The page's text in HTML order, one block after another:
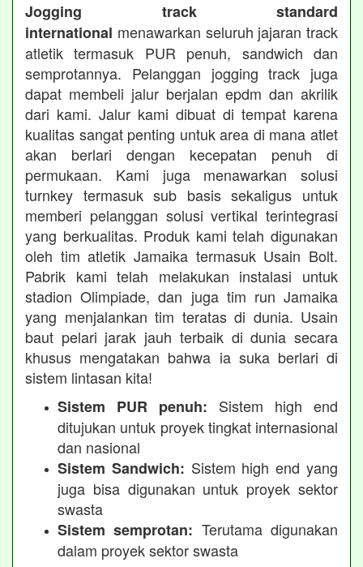
Jogging track standard
international menawarkan seluruh jajaran track
atletik termasuk PUR penuh, sandwich dan
semprotannya. Pelanggan jogging track juga
dapat membeli jalur berjalan epdm dan akrilik
dari kami. Jalur kami dibuat di tempat karena
kualitas sangat penting untuk area di mana atlet
akan berlari dengan kecepatan penuh di
permukaan. Kami juga menawarkan solusi
turnkey termasuk sub basis sekaligus untuk
memberi pelanggan solusi vertikal terintegrasi
yang berkualitas. Produk kami telah digunakan
oleh tim atletik Jamaika termasuk Usain Bolt.
Pabrik kami telah melakukan instalasi untuk
stadion Olimpiade, dan juga tim run Jamaika
yang menjalankan tim teratas di dunia. Usain
baut pelari jarak jauh terbaik di dunia secara
khusus mengatakan bahwa ia suka berlari di
sistem lintasan kita!
Sistem PUR penuh: Sistem high end
ditujukan untuk proyek tingkat internasional
dan nasional
Sistem Sandwich: Sistem high end yang
juga bisa digunakan untuk proyek sektor
swasta
Sistem semprotan: Terutama digunakan
dalam proyek sektor swasta